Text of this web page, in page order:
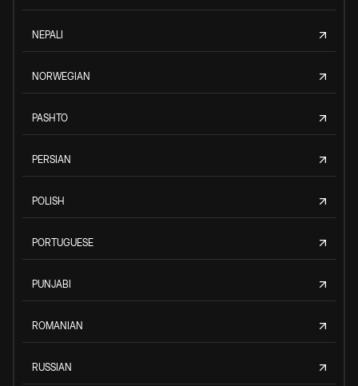
NEPALI
NORWEGIAN
PASHTO
PERSIAN
POLISH
PORTUGUESE
PUNJABI
ROMANIAN
RUSSIAN